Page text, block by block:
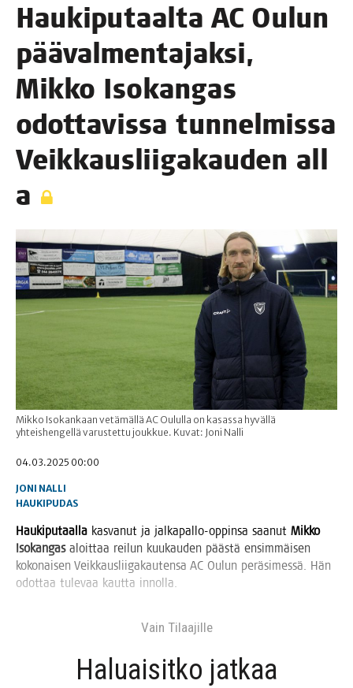
Hau­ki­pu­taal­ta AC Oulun
pää­val­men­ta­jak­si,
Mik­ko Iso­kan­gas
odot­ta­vis­sa tun­nel­mis­sa
Veik­kaus­lii­ga­kau­den all
a
Mikko Isokankaan vetämällä AC Oululla on kasassa hyvällä
yhteishengellä varustettu joukkue. Kuvat: Joni Nalli
04.03.2025 00:00
JONI NALLI
HAUKIPUDAS
Hau­ki­pu­taal­la kas­va­nut ja jal­ka­pal­lo-oppin­sa saa­nut Mik­ko
Iso­kan­gasaloit­taa rei­lun kuu­kau­den pääs­tä ensim­mäi­sen
koko­nai­sen Veik­kaus­lii­ga­kau­ten­sa AC Oulun perä­si­mes­sä. Hän
odot­taa tule­vaa kaut­ta innolla.
Vain Tilaa­jil­le
Haluai­sit­ko jat­kaa